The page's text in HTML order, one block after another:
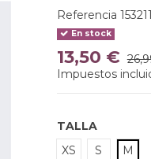
Referencia
En stock
13,50 €
Impuestos
TALLA
XS
S M